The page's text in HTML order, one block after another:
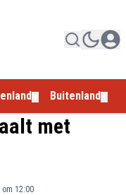
Buitenland
met
12:00